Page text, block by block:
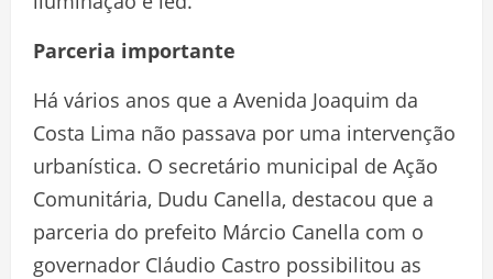
Parceria importante
Há vários anos que a Avenida Joaquim da
Costa Lima não passava por uma intervenção
urbanística. O secretário municipal de Ação
Comunitária, Dudu Canella, destacou que a
parceria do prefeito Márcio Canella com o
governador Cláudio Castro possibilitou as